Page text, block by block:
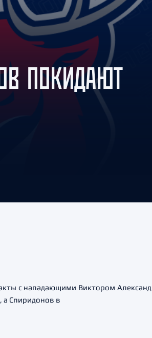
ПОКИДАЮТ
с нападающими Виктором
а Спиридонов в